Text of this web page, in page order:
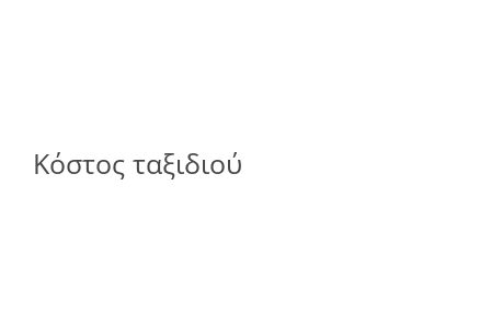
Κόστος ταξιδιού